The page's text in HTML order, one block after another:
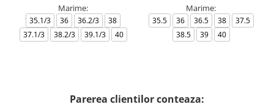
Marime:
35.1/3 36 36.2/3
38
37.1/3
38.2/3 39.1/3 40
Marime:
35.5 36 36.5 38
37.5
38.5
39 40
Parerea clientilor conteaza: